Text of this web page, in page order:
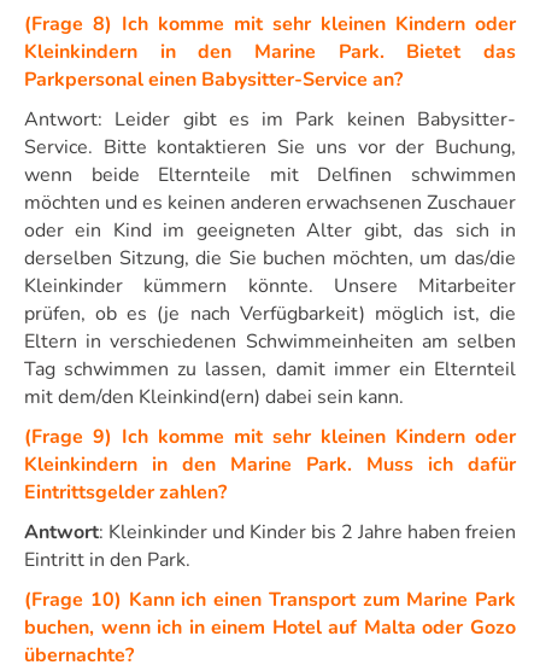
(Frage 8) Ich komme mit sehr kleinen Kindern oder
Kleinkindern in den Marine Park. Bietet das
Parkpersonal einen Babysitter-Service an?
Antwort: Leider gibt es im Park keinen Babysitter-
Service. Bitte kontaktieren Sie uns vor der Buchung,
wenn beide Elternteile mit Delfinen schwimmen
möchten und es keinen anderen erwachsenen Zuschauer
oder ein Kind im geeigneten Alter gibt, das sich in
derselben Sitzung, die Sie buchen möchten, um das/die
Kleinkinder kümmern könnte. Unsere Mitarbeiter
prüfen, ob es (je nach Verfügbarkeit) möglich ist, die
Eltern in verschiedenen Schwimmeinheiten am selben
Tag schwimmen zu lassen, damit immer ein Elternteil
mit dem/den Kleinkind(ern) dabei sein kann.
(Frage 9) Ich komme mit sehr kleinen Kindern oder
Kleinkindern in den Marine Park. Muss ich dafür
Eintrittsgelder zahlen?
Antwort: Kleinkinder und Kinder bis 2 Jahre haben freien
Eintritt in den Park.
(Frage 10) Kann ich einen Transport zum Marine Park
buchen, wenn ich in einem Hotel auf Malta oder Gozo
übernachte?